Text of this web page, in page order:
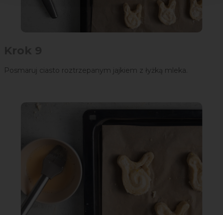
Posmaruj ciasto roztrzepanym jajkiem z łyżką mleka.